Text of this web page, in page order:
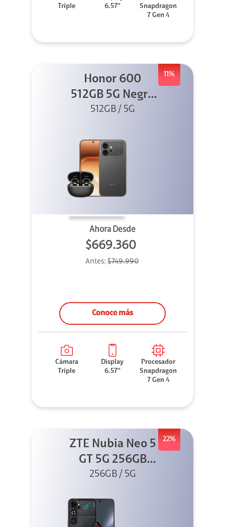
Triple
6.57''
Snapdragon
7 Gen 4
11%
Honor 600
512GB 5G Negro
+ Clip 2
512GB / 5G
Ahora Desde
$669.360
Antes:$749.990
Conoce más
Cámara
Triple
Display
6.57''
Procesador
Snapdragon
7 Gen 4
22%
ZTE Nubia Neo 5
GT 5G 256GB
Negro + GPAD +
256GB / 5G